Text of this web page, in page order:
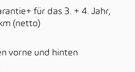
für das 3. + 4. Jahr,
(netto)
vorne und hinten